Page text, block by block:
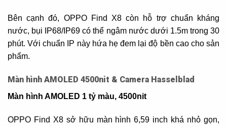
Bên cạnh đó, OPPO Find X8 còn hỗ trợ chuẩn kháng
nước, bụi IP68/IP69 có thể ngâm nước dưới 1.5m trong 30
phút. Với chuẩn IP này hứa hẹ đem lại độ bền cao cho sản
phẩm.
Màn hình AMOLED 4500nit & Camera Hasselblad
Màn hình AMOLED 1 tỷ màu, 4500nit
OPPO Find X8 sở hữu màn hình 6,59 inch khá nhỏ gọn,